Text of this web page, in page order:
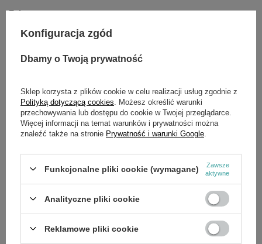
Zalety:
Silnik Honda GX630
Wyciszona obudowa
Rozruch elektryczny
Dane techniczne:
Długość X Szerokość X Wysokość: 990 X 602 X 826 Mm
Producent Silnika: Honda
Pojemność Zbiornika Paliwa: 24 L
Rozruch: Elektryczny
Klasa Izolacji: H
Model: GX630
Poziom Hałasu: 89 Db(A)
Zużycie Paliwa Przy 75% Obciążenia: 4,23 L/H
Konfiguracja zgód
Dbamy o Twoją prywatność
Sklep korzysta z plików cookie w celu realizacji usług zgodnie z
Polityką dotyczącą cookies . Możesz określić warunki
przechowywania lub dostępu do cookie w Twojej przeglądarce.
Więcej informacji na temat warunków i prywatności można
znaleźć także na stronie Prywatność i warunki Google
Funkcjonalne pliki cookie (wymagane)
Zawsze
aktywne
Analityczne pliki cookie
Reklamowe pliki cookie